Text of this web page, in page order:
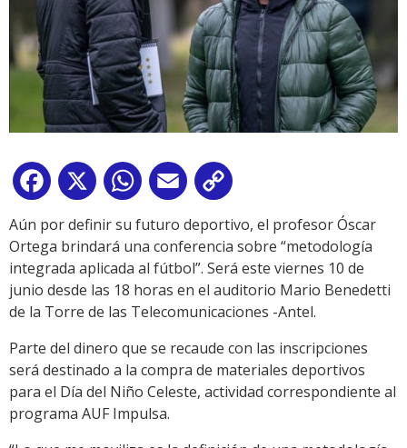
Facebook
X WhatsApp
Email
Link
Aún por definir su futuro deportivo, el profesor Óscar
Ortega brindará una conferencia sobre “metodología
integrada aplicada al fútbol”. Será este viernes 10 de
junio desde las 18 horas en el auditorio Mario Benedetti
de la Torre de las Telecomunicaciones -Antel.
Parte del dinero que se recaude con las inscripciones
será destinado a la compra de materiales deportivos
para el Día del Niño Celeste, actividad correspondiente al
programa AUF Impulsa.